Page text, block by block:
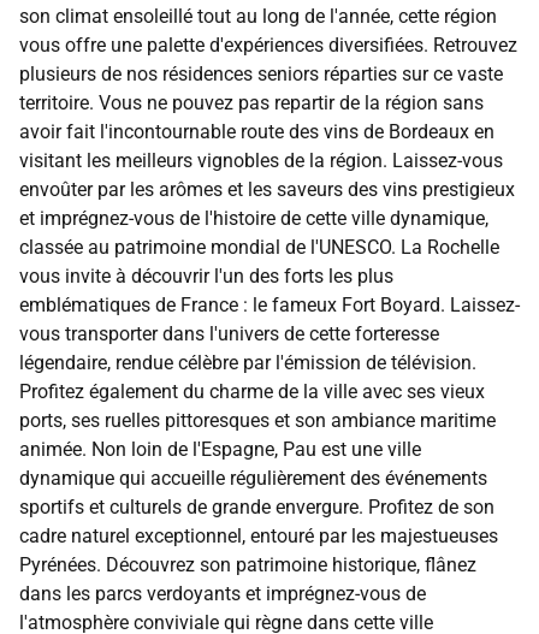
son climat ensoleillé tout au long de l'année, cette région
vous offre une palette d'expériences diversifiées. Retrouvez
plusieurs de nos résidences seniors réparties sur ce vaste
territoire. Vous ne pouvez pas repartir de la région sans
avoir fait l'incontournable route des vins de Bordeaux en
visitant les meilleurs vignobles de la région. Laissez-vous
envoûter par les arômes et les saveurs des vins prestigieux
et imprégnez-vous de l'histoire de cette ville dynamique,
classée au patrimoine mondial de l'UNESCO. La Rochelle
vous invite à découvrir l'un des forts les plus
emblématiques de France : le fameux Fort Boyard. Laissez-
vous transporter dans l'univers de cette forteresse
légendaire, rendue célèbre par l'émission de télévision.
Profitez également du charme de la ville avec ses vieux
ports, ses ruelles pittoresques et son ambiance maritime
animée. Non loin de l'Espagne, Pau est une ville
dynamique qui accueille régulièrement des événements
sportifs et culturels de grande envergure. Profitez de son
cadre naturel exceptionnel, entouré par les majestueuses
Pyrénées. Découvrez son patrimoine historique, flânez
dans les parcs verdoyants et imprégnez-vous de
l'atmosphère conviviale qui règne dans cette ville